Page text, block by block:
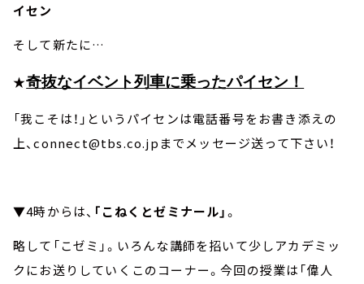
イセン
そして新たに…
★奇抜なイベント列車に乗ったパイセン！
「我こそは！」というパイセンは電話番号をお書き添えの
上、connect@tbs.co.jpまでメッセージ送って下さい！
▼4時からは、 「こねくとゼミナール」。
略して「こゼミ」。いろんな講師を招いて少しアカデミッ
クにお送りしていくこのコーナー。今回の授業は「偉人